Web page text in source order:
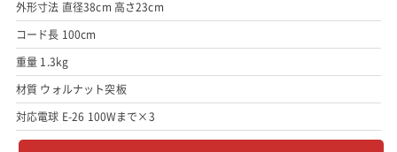
外形寸法 直径38cm 高さ23cm
コード長 100cm
重量 1.3kg
材質 ウォルナット突板
対応電球 E-26 100Wまで×3